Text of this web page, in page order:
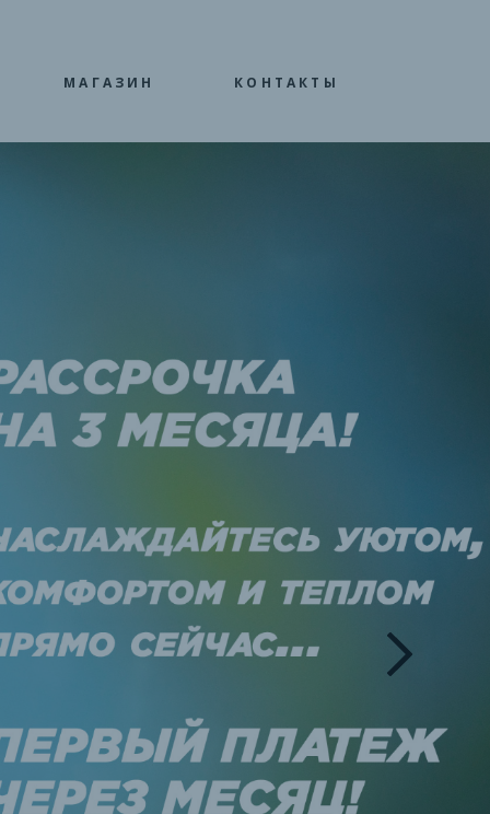
МАГАЗИН КОНТАКТЫ